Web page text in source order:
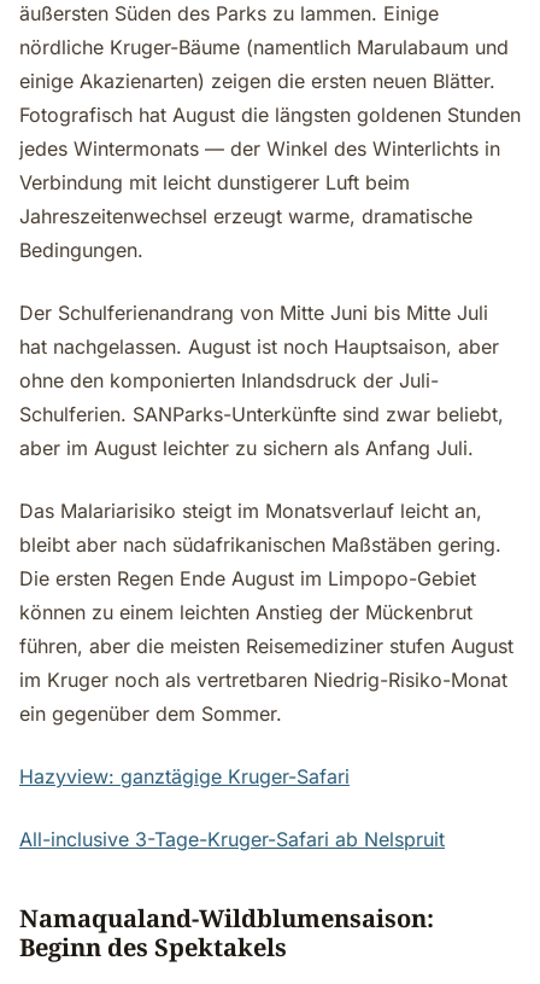
äußersten Süden des Parks zu lammen. Einige
nördliche Kruger-Bäume (namentlich Marulabaum und
einige Akazienarten) zeigen die ersten neuen Blätter.
Fotografisch hat August die längsten goldenen Stunden
jedes Wintermonats — der Winkel des Winterlichts in
Verbindung mit leicht dunstigerer Luft beim
Jahreszeitenwechsel erzeugt warme, dramatische
Bedingungen.
Der Schulferienandrang von Mitte Juni bis Mitte Juli
hat nachgelassen. August ist noch Hauptsaison, aber
ohne den komponierten Inlandsdruck der Juli-
Schulferien. SANParks-Unterkünfte sind zwar beliebt,
aber im August leichter zu sichern als Anfang Juli.
Das Malariarisiko steigt im Monatsverlauf leicht an,
bleibt aber nach südafrikanischen Maßstäben gering.
Die ersten Regen Ende August im Limpopo-Gebiet
können zu einem leichten Anstieg der Mückenbrut
führen, aber die meisten Reisemediziner stufen August
im Kruger noch als vertretbaren Niedrig-Risiko-Monat
ein gegenüber dem Sommer.
Hazyview: ganztägige Kruger-Safari
All-inclusive 3-Tage-Kruger-Safari ab Nelspruit
Namaqualand-Wildblumensaison:
Beginn des Spektakels